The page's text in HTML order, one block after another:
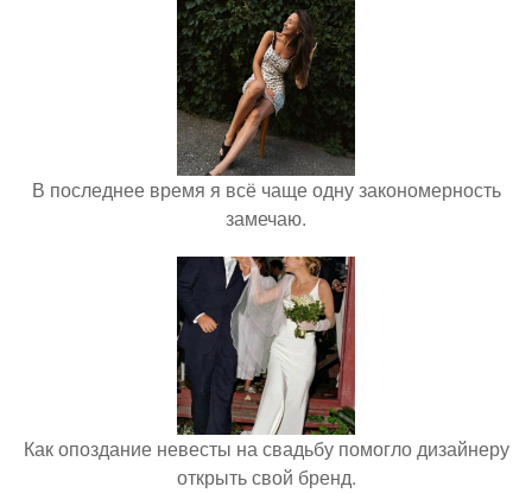
В последнее время я всё чаще одну закономерность
замечаю.
Как опоздание невесты на свадьбу помогло дизайнеру
открыть свой бренд.